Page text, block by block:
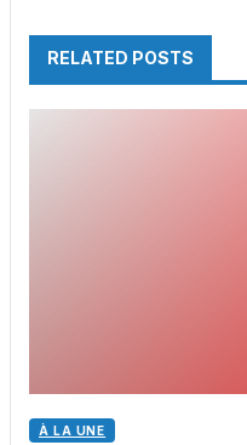
RELATED POSTS
À LA UNE